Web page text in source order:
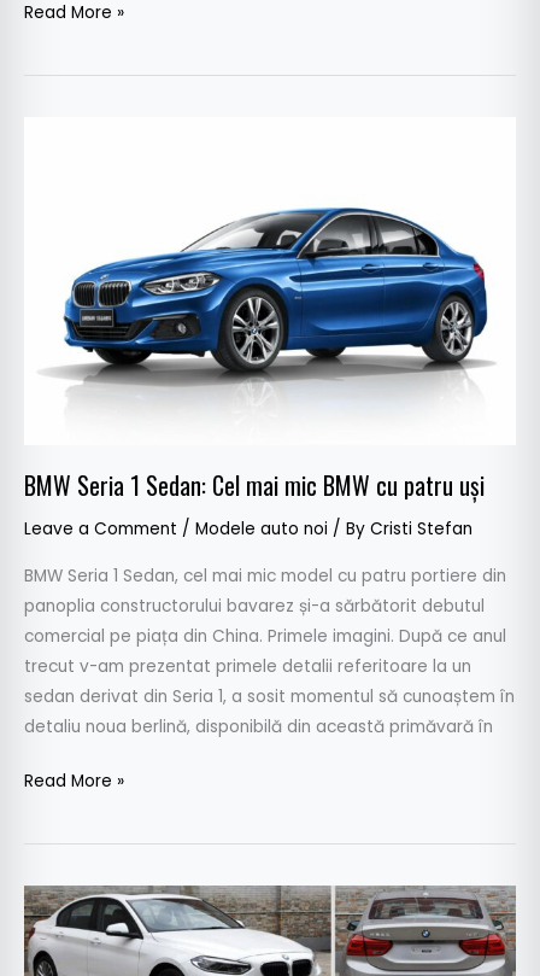
Read More »
BMW Seria 1 Sedan: Cel mai mic BMW cu patru uși
Leave a Comment / Modele auto noi / By Cristi Stefan
BMW Seria 1 Sedan, cel mai mic model cu patru portiere din
panoplia constructorului bavarez și-a sărbătorit debutul
comercial pe piața din China. Primele imagini. După ce anul
trecut v-am prezentat primele detalii referitoare la un
sedan derivat din Seria 1, a sosit momentul să cunoaștem în
detaliu noua berlină, disponibilă din această primăvară în
cu
Read More »
BMW
Seria
1